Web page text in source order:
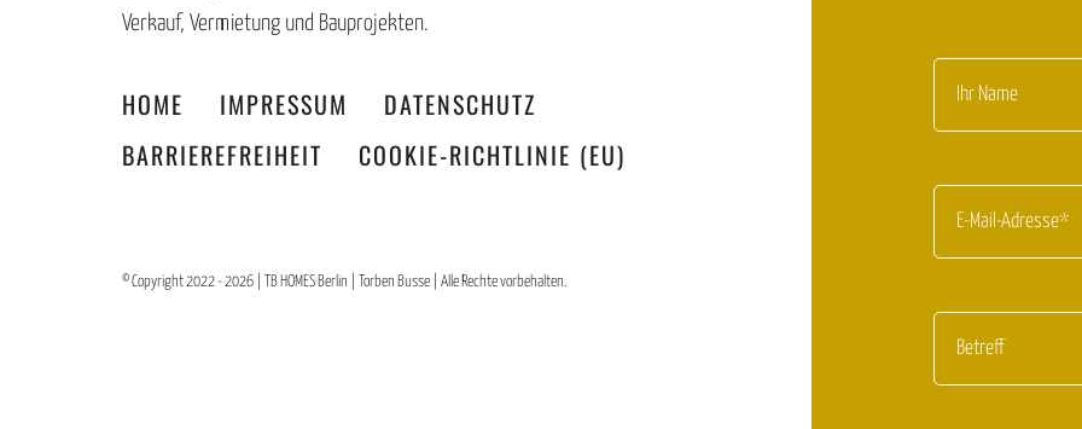
Verkauf, Vermietung und Bauprojekten.
HOME IMPRESSUM
DATENSCHUTZ
BARRIEREFREIHEIT
COOKIE-RICHTLINIE (EU)
© Copyright 2022 - 2026 | TB HOMES Berlin | Torben Busse | Alle Rechte vorbehalten.